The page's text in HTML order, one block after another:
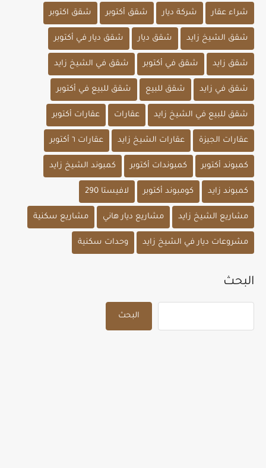
شراء عقار شركة ديار شقق أكتوبر شقق اكتوبر
شقق الشيخ زايد شقق ديار شقق ديار في أكتوبر
شقق زايد شقق في أكتوبر شقق في الشيخ زايد
شقق في زايد شقق للبيع شقق للبيع في أكتوبر
شقق للبيع في الشيخ زايد عقارات عقارات أكتوبر
عقارات الجيزة عقارات الشيخ زايد عقارات ٦ أكتوبر
كمبوند أكتوبر كمبوندات أكتوبر كمبوند الشيخ زايد
كمبوند زايد كومبوند أكتوبر لافيستا 290
مشاريع الشيخ زايد مشاريع ديار هاني مشاريع سكنية
مشروعات ديار في الشيخ زايد وحدات سكنية
البحث
البحث